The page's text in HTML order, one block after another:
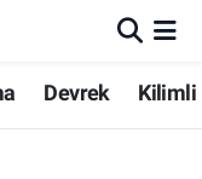
Devrek Kilimli